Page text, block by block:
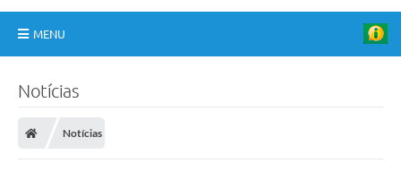
MENU
Notícias
Notícias